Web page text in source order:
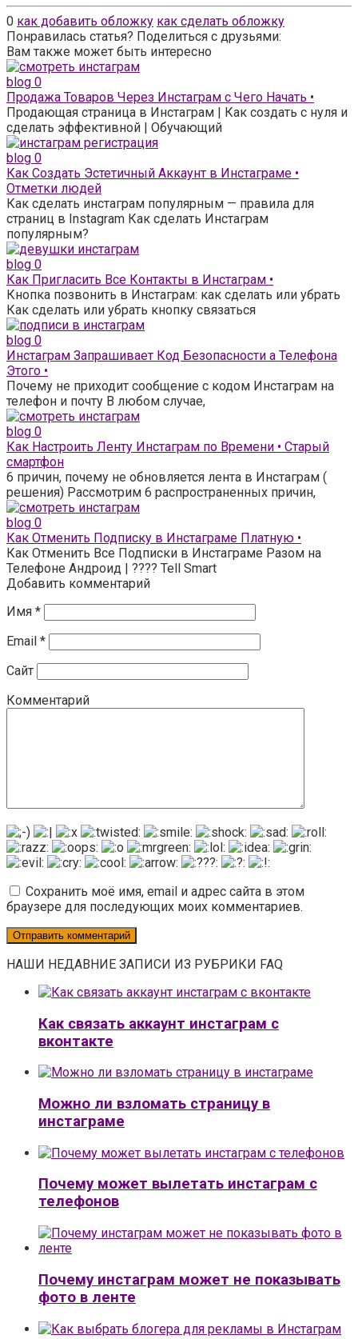
0 как добавить обложку как сделать обложку
Понравилась статья? Поделиться с друзьями:
Вам также может быть интересно
blog 0
Продажа Товаров Через Инстаграм с Чего Начать •
Продающая страница в Инстаграм | Как создать с нуля и
сделать эффективной | Обучающий
blog 0
Как Создать Эстетичный Аккаунт в Инстаграме •
Отметки людей
Как сделать инстаграм популярным — правила для
страниц в Instagram Как сделать Инстаграм
популярным?
blog 0
Как Пригласить Все Контакты в Инстаграм •
Кнопка позвонить в Инстаграм: как сделать или убрать
Как сделать или убрать кнопку связаться
blog 0
Инстаграм Запрашивает Код Безопасности а Телефона
Этого •
Почему не приходит сообщение с кодом Инстаграм на
телефон и почту В любом случае,
blog 0
Как Настроить Ленту Инстаграм по Времени • Старый
смартфон
6 причин, почему не обновляется лента в Инстаграм (
решения) Рассмотрим 6 распространенных причин,
blog 0
Как Отменить Подписку в Инстаграме Платную •
Как Отменить Все Подписки в Инстаграме Разом на
Телефоне Андроид | ???? Tell Smart
Добавить комментарий
Имя *
Email *
Сайт
Комментарий
Сохранить моё имя, email и адрес сайта в этом
браузере для последующих моих комментариев.
НАШИ НЕДАВНИЕ ЗАПИСИ ИЗ РУБРИКИ FAQ
Как связать аккаунт инстаграм с
вконтакте
Можно ли взломать страницу в
инстаграме
Почему может вылетать инстаграм с
телефонов
Почему инстаграм может не показывать
фото в ленте